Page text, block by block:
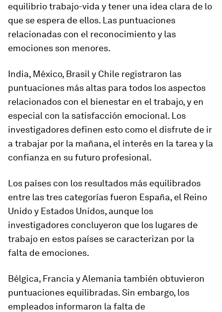
equilibrio trabajo-vida y tener una idea clara de lo
que se espera de ellos. Las puntuaciones
relacionadas con el reconocimiento y las
emociones son menores.
India, México, Brasil y Chile registraron las
puntuaciones más altas para todos los aspectos
relacionados con el bienestar en el trabajo, y en
especial con la satisfacción emocional. Los
investigadores definen esto como el disfrute de ir
a trabajar por la mañana, el interés en la tarea y la
confianza en su futuro profesional.
Los países con los resultados más equilibrados
entre las tres categorías fueron España, el Reino
Unido y Estados Unidos, aunque los
investigadores concluyeron que los lugares de
trabajo en estos países se caracterizan por la
falta de emociones.
Bélgica, Francia y Alemania también obtuvieron
puntuaciones equilibradas. Sin embargo, los
empleados informaron la falta de